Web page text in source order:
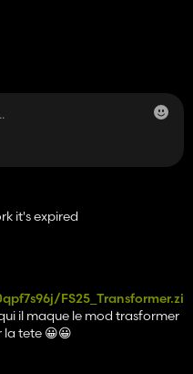
it's expired
FS25_Transformer.zi
il maque le mod trasformer
la tete 😀😀